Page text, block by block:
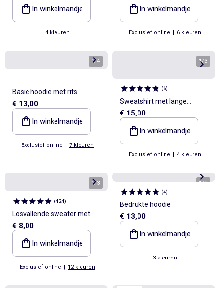
In winkelmandje
4 kleuren
In winkelmandje
Exclusief online | 6 kleuren
1/4
Basic hoodie met rits
€ 13,00
In winkelmandje
Exclusief online | 7 kleuren
1/3
(6)
Sweatshirt met lange
mouwen en
drukknoopsluiting
€ 15,00
In winkelmandje
Exclusief online | 4 kleuren
1/3
(424)
Losvallende sweater met
print
€ 8,00
In winkelmandje
Exclusief online | 12 kleuren
1/3
(4)
Bedrukte hoodie
€ 13,00
In winkelmandje
3 kleuren